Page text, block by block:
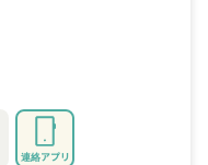
連絡アプリ